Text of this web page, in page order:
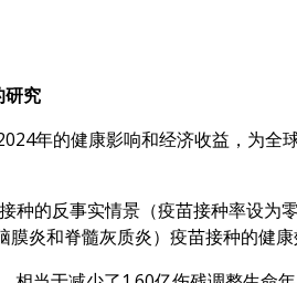
研究
年的健康影响和经济收益，为全
种的反事实情景（疫苗接种率设为
炎和脊髓灰质炎）疫苗接种的健康